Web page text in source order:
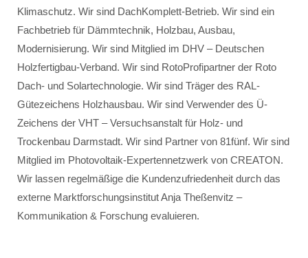
Klimaschutz. Wir sind DachKomplett-Betrieb. Wir sind ein
Fachbetrieb für Dämmtechnik, Holzbau, Ausbau,
Modernisierung. Wir sind Mitglied im DHV – Deutschen
Holzfertigbau-Verband. Wir sind RotoProfipartner der Roto
Dach- und Solartechnologie. Wir sind Träger des RAL-
Gütezeichens Holzhausbau. Wir sind Verwender des Ü-
Zeichens der VHT – Versuchsanstalt für Holz- und
Trockenbau Darmstadt. Wir sind Partner von 81fünf. Wir sind
Mitglied im Photovoltaik-Expertennetzwerk von CREATON.
Wir lassen regelmäßige die Kundenzufriedenheit durch das
externe Marktforschungsinstitut Anja Theßenvitz –
Kommunikation & Forschung evaluieren.